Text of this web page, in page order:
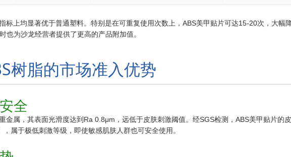
标上均显著优于普通塑料。特别是在可重复使用次数上，ABS美甲贴片可达15-20次，大幅
也为沙龙经营者提供了更高的产品附加值。
树脂的市场准入优势
全
金属，其表面光滑度达到Ra 0.8μm，远低于皮肤刺激阈值。经SGS检测，ABS美甲贴片的
属于极低刺激等级，即使敏感肌肤人群也可安全使用。